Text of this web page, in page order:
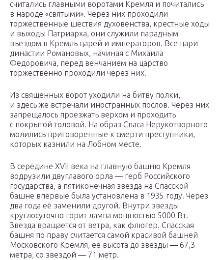
считались главными воротами Кремля и почитались
в народе «святыми». Через них проходили
торжественные шествия духовенства, крестные ходы
и выходы Патриарха, они служили парадным
въездом в Кремль царей и императоров. Все цари
династии Романовых, начиная с Михаила
Федоровича, перед венчанием на царство
торжественно проходили через них.
Из священных ворот уходили на битву полки,
и здесь же встречали иностранных послов. Через них
запрещалось проезжать верхом и проходить
с покрытой головой. На образ Спаса Нерукотворного
молились приговоренные к смерти преступники,
которых казнили на Лобном месте.
В середине XVII века на главную башню Кремля
водрузили двуглавого орла — герб Российского
государства, а пятиконечная звезда на Спасской
башне впервые была установлена в 1935 году. Через
два года её заменили другой. Внутри звезды
круглосуточно горит лампа мощностью 5000 Вт.
Звезда вращается от ветра, как флюгер. Спасская
башня по праву считается самой красивой башней
Московского Кремля, её высота до звезды — 67,3
метра, со звездой — 71 метр.